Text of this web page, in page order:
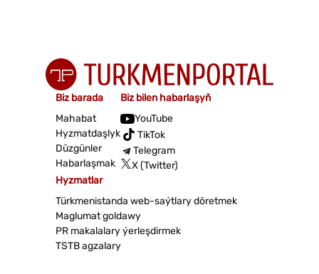
Biz barada
Mahabat
Hyzmatdaşlyk
Düzgünler
Habarlaşmak
Biz bilen habarlaşyň
YouTube
TikTok
Telegram
X (Twitter)
Hyzmatlar
Türkmenistanda web-saýtlary döretmek
Maglumat goldawy
PR makalalary ýerleşdirmek
TSTB agzalary